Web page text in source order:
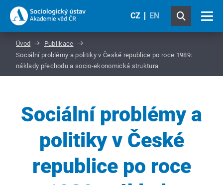
CZ EN
Úvod
Publikace
Sociální problémy a politiky v České republice po roce 1989:
náklady přechodu a socio-ekonomická struktura
Sociální problémy a
politiky v České
republice po roce